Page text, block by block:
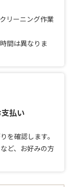
リーニング作業
間は異なりま
払い
を確認します。
ど、お好みの方